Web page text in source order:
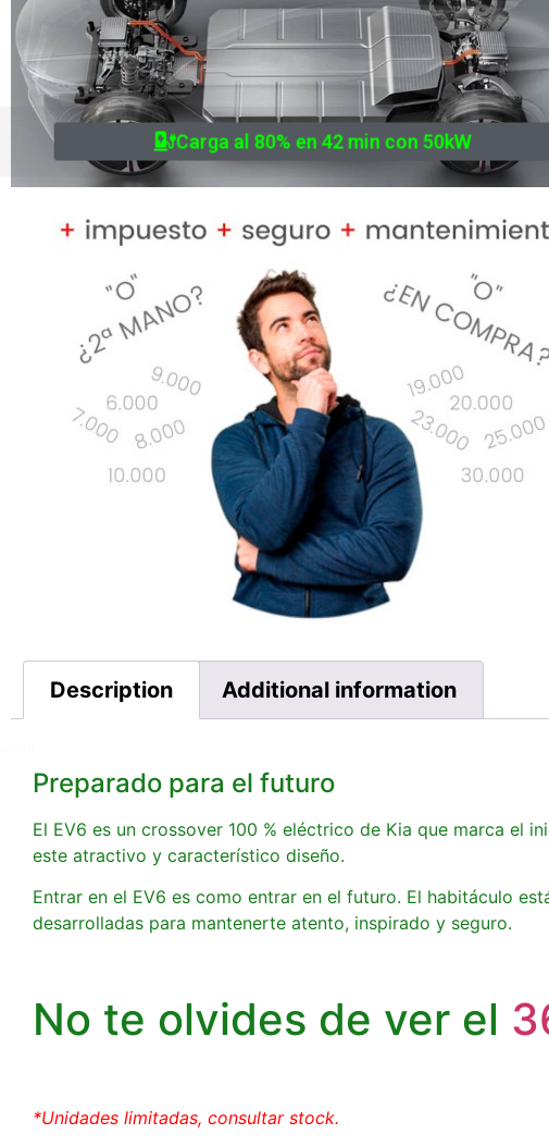
Carga al 80% en 42 min con 50kW
Description Additional information
Preparado para el futuro
El EV6 es un crossover 100 % eléctrico de Kia que marca el
este atractivo y característico diseño.
Entrar en el EV6 es como entrar en el futuro. El habitáculo
desarrolladas para mantenerte atento, inspirado y seguro.
No te olvides de ver el
*Unidades limitadas, consultar stock.